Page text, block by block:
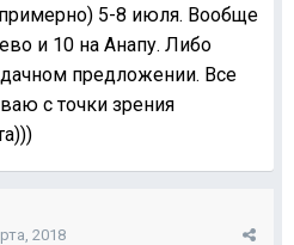
5-8 июля. Вообще
и 10 на Анапу. Либо
предложении. Все
с точки зрения
2018